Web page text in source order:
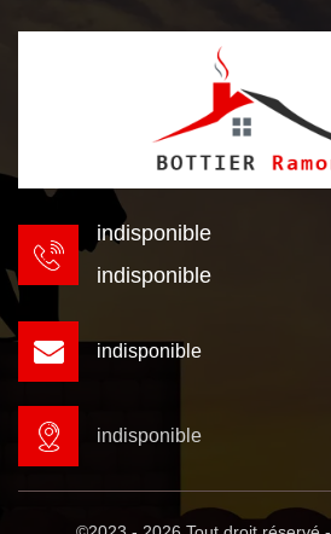
indisponible
indisponible
indisponible
indisponible